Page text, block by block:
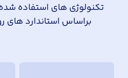
تکنولوژی های استفاده
براساس استاندارد های